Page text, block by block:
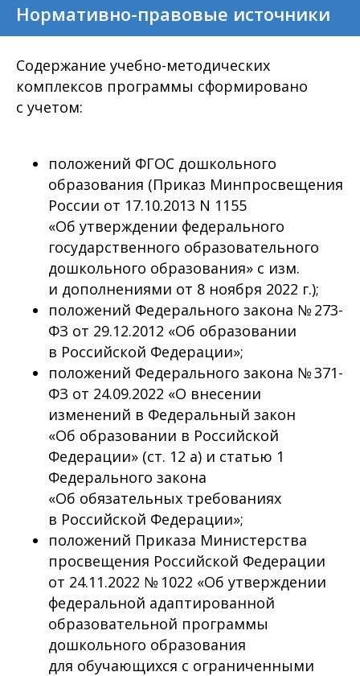
Нормативно-правовые источники
Содержание учебно-методических
комплексов программы сформировано
с учетом:
положений ФГОС дошкольного
образования (Приказ Минпросвещения
России от 17.10.2013 N 1155
«Об утверждении федерального
государственного образовательного
дошкольного образования» с изм.
и дополнениями от 8 ноября 2022 г.);
положений Федерального закона № 273-
ФЗ от 29.12.2012 «Об образовании
в Российской Федерации»;
положений Федерального закона № 371-
ФЗ от 24.09.2022 «О внесении
изменений в Федеральный закон
«Об образовании в Российской
Федерации» (ст. 12 а) и статью 1
Федерального закона
«Об обязательных требованиях
в Российской Федерации»;
положений Приказа Министерства
просвещения Российской Федерации
от 24.11.2022 № 1022 «Об утверждении
федеральной адаптированной
образовательной программы
дошкольного образования
для обучающихся с ограниченными